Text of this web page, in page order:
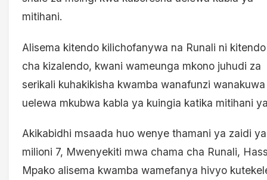
mitihani.
Alisema kitendo kilichofanywa na Runali ni kitendo
cha kizalendo, kwani wameunga mkono juhudi za
serikali kuhakikisha kwamba wanafunzi
uelewa mkubwa kabla ya kuingia katika mitihani
Akikabidhi msaada huo wenye thamani ya zaidi
milioni 7, Mwenyekiti mwa chama cha Runali,
Mpako alisema kwamba wamefanya hivyo